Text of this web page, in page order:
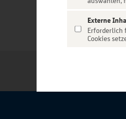
Externe
Erforderlich
Cookies